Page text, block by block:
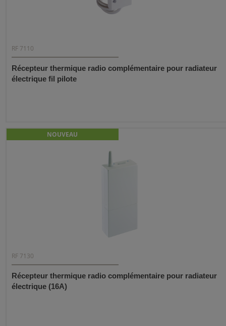
RF 7110
Récepteur thermique radio complémentaire pour radiateur
électrique fil pilote
NOUVEAU
RF 7130
Récepteur thermique radio complémentaire pour radiateur
électrique (16A)